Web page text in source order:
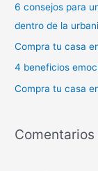
p
o
r
:
6 consejos para
dentro de la
Compra tu casa
4 beneficios
Compra tu casa